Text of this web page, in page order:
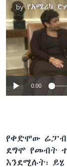
by የአሜሪካ
No
0:00
የቀድሞው
ደግሞ የመብት
እንደሚሉት፣